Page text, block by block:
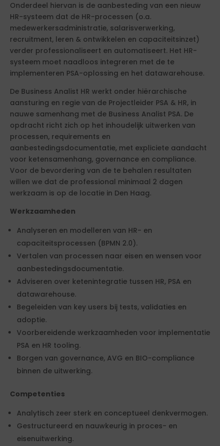
Onderdeel hiervan is de aanbesteding van een nieuw
HR-systeem dat de HR-processen (o.a.
medewerkersadministratie, salarisverwerking,
recruitment, leren & ontwikkelen en capaciteitsinzet)
verder professionaliseert en automatiseert. Het HR-
systeem moet naadloos integreren met de te
implementeren PSA-oplossing en het datawarehouse.
De Business Analist HR werkt onder hiërarchische
aansturing en regie van de Projectleider PSA & HR, in
nauwe samenhang met de Business Analist PSA. De
opdracht richt zich op het inhoudelijk uitwerken van
processen, requirements en
aanbestedingsdocumentatie, met expliciete aandacht
voor ketensamenhang, governance en compliance.
Voor de bevordering van de te behalen resultaten
willen we dat de professional minimaal 2 dagen
werkzaam is op de locatie in Den Haag.
Werkzaamheden
Analyseren en modelleren van HR- en
capaciteitsprocessen (BPMN 2.0).
Vertalen van processen naar eisen en wensen voor
aanbestedingsdocumentatie.
Adviseren over ketenintegratie tussen HR, PSA en
datawarehouse.
Begeleiden van key users bij tests, validaties en
adoptie.
Voorbereidende werkzaamheden voor implementatie
PSA en HR tooling.
Borgen van governance, AVG en BIO-compliance
binnen de uitwerking.
Competenties
Analytisch zeer sterk en conceptueel denkvermogen.
Gestructureerd en nauwkeurig in proces- en
eisenuitwerking.